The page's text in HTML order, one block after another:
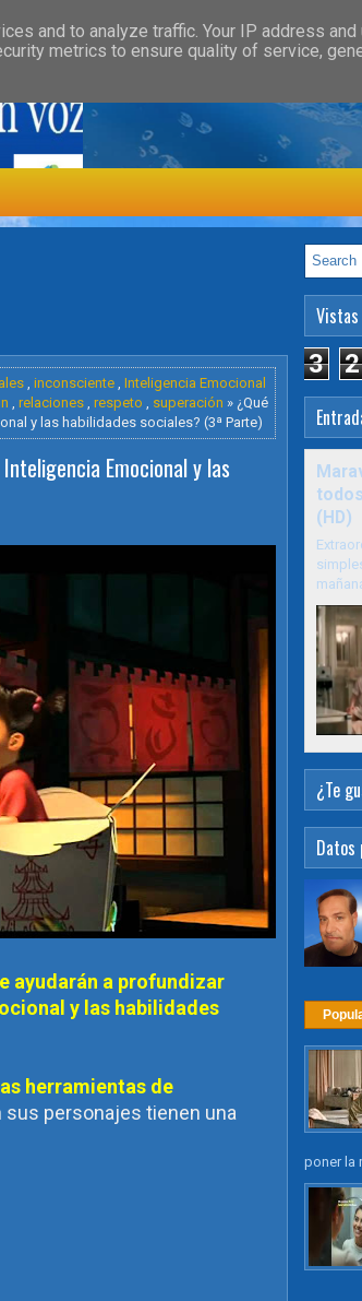
HEALTH »
, inconsciente , Inteligencia Emocional
, relaciones , respeto , superación » ¿Qué
y las habilidades sociales? (3ª Parte)
Emocional y las
ayudarán a profundizar
y las habilidades
herramientas de
personajes tienen una
3 2
(HD)
¿Te
Datos
poner la
and to analyze traffic. Your IP address and
metrics to ensure quality of service,